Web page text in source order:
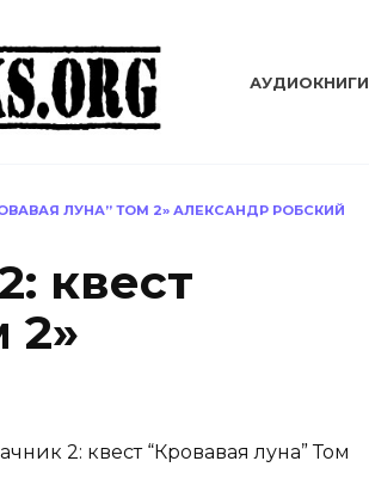
АУДИОКНИГИ
ЛУНА” ТОМ 2» АЛЕКСАНДР РОБСКИЙ
квест
2»
2: квест “Кровавая луна” Том